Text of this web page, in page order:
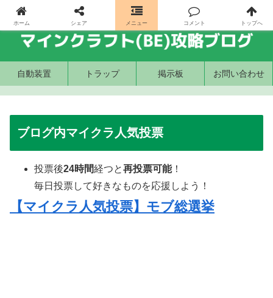
自動装置 トラップ 掲示板 お問い合わせ
ブログ内マイクラ人気投票
投票後24時間経つと再投票可能！
毎日投票して好きなものを応援しよう！
【マイクラ人気投票】モブ総選挙
ホーム シェア メニュー コメント トップへ